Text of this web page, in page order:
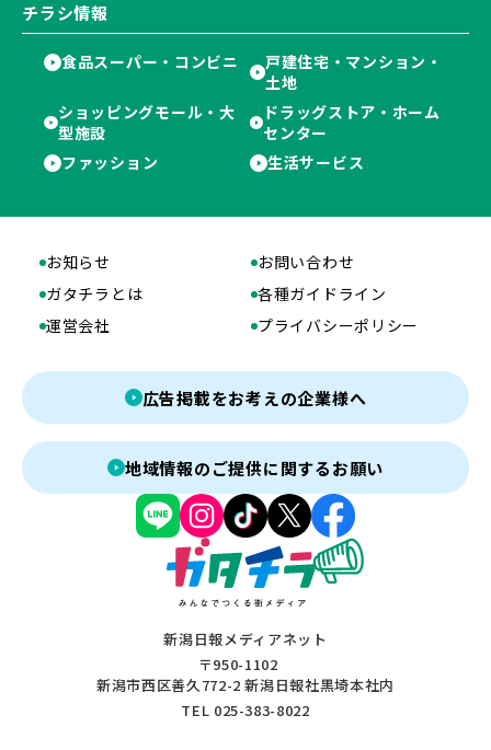
チラシ情報
食品スーパー・コンビニ
戸建住宅・マンション・
土地
ショッピングモール・大
型施設
ドラッグストア・ホーム
センター
ファッション
生活サービス
新潟日報メディアネット
〒950-1102
新潟市西区善久772-2 新潟日報社黒埼本社内
TEL 025-383-8022
お知らせ
お問い合わせ
ガタチラとは
各種ガイドライン
運営会社
プライバシーポリシー
広告掲載をお考えの企業様へ
地域情報のご提供に関するお願い